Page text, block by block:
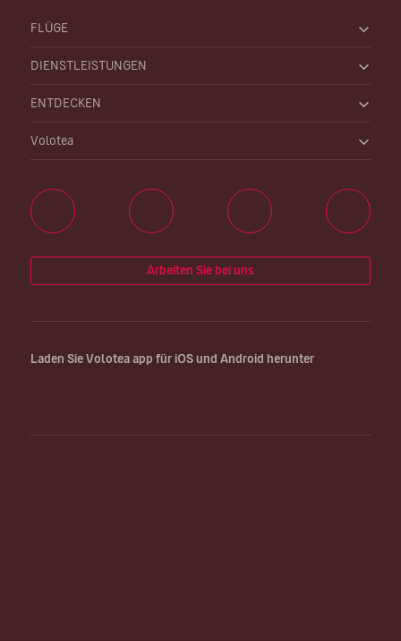
FLÜGE
DIENSTLEISTUNGEN
ENTDECKEN
Volotea
Arbeiten Sie bei uns
Laden Sie Volotea app für iOS und Android herunter